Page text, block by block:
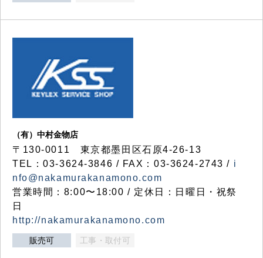
（有）中村金物店
〒130-0011 東京都墨田区石原4-26-13
TEL：03-3624-3846 / FAX：03-3624-2743 / i
nfo@nakamurakanamono.com
営業時間：8:00〜18:00 / 定休日：日曜日・祝祭
日
http://nakamurakanamono.com
販売可 工事・取付可